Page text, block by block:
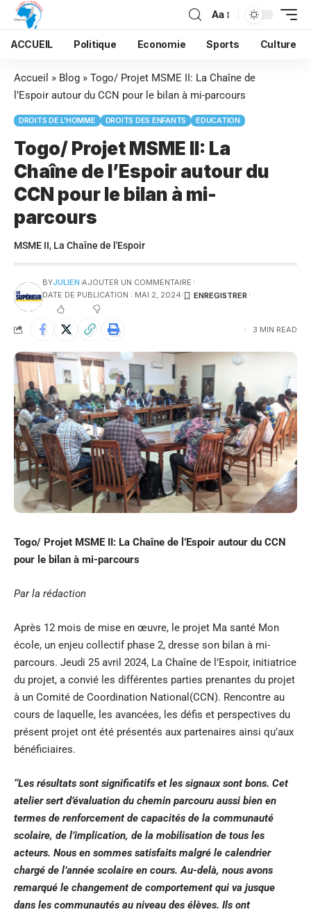
Aa
ACCUEIL Politique Economie Sports Culture
Accueil » Blog » Togo/ Projet MSME II: La Chaîne de
l’Espoir autour du CCN pour le bilan à mi-parcours
DROITS DE L'HOMME DROITS DES ENFANTS EDUCATION
Togo/ Projet MSME II: La
Chaîne de l’Espoir autour du
CCN pour le bilan à mi-
parcours
MSME II, La Chaîne de l'Espoir
BYJULIEN AJOUTER UN COMMENTAIRE
DATE DE PUBLICATION : MAI 2, 2024
3 MIN READ
Togo/ Projet MSME II: La Chaîne de l’Espoir autour du CCN
pour le bilan à mi-parcours
Par la rédaction
Après 12 mois de mise en œuvre, le projet Ma santé Mon
école, un enjeu collectif phase 2, dresse son bilan à mi-
parcours. Jeudi 25 avril 2024, La Chaîne de l’Espoir, initiatrice
du projet, a convié les différentes parties prenantes du projet
à un Comité de Coordination National(CCN). Rencontre au
cours de laquelle, les avancées, les défis et perspectives du
présent projet ont été présentés aux partenaires ainsi qu’aux
bénéficiaires.
‘‘Les résultats sont significatifs et les signaux sont bons. Cet
atelier sert d’évaluation du chemin parcouru aussi bien en
termes de renforcement de capacités de la communauté
scolaire, de l’implication, de la mobilisation de tous les
acteurs. Nous en sommes satisfaits malgré le calendrier
chargé de l’année scolaire en cours. Au-delà, nous avons
remarqué le changement de comportement qui va jusque
dans les communautés au niveau des élèves. Ils ont